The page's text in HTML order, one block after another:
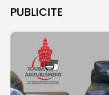
PUBLICITE